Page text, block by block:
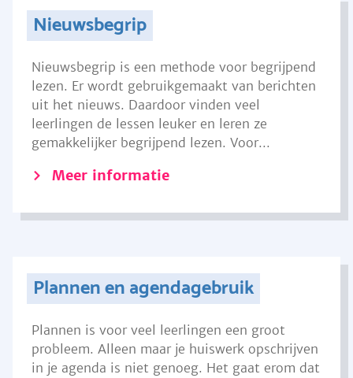
Nieuwsbegrip
Nieuwsbegrip is een methode voor begrijpend
lezen. Er wordt gebruikgemaakt van berichten
uit het nieuws. Daardoor vinden veel
leerlingen de lessen leuker en leren ze
gemakkelijker begrijpend lezen. Voor...
Meer informatie
Plannen en agendagebruik
Plannen is voor veel leerlingen een groot
probleem. Alleen maar je huiswerk opschrijven
in je agenda is niet genoeg. Het gaat erom dat